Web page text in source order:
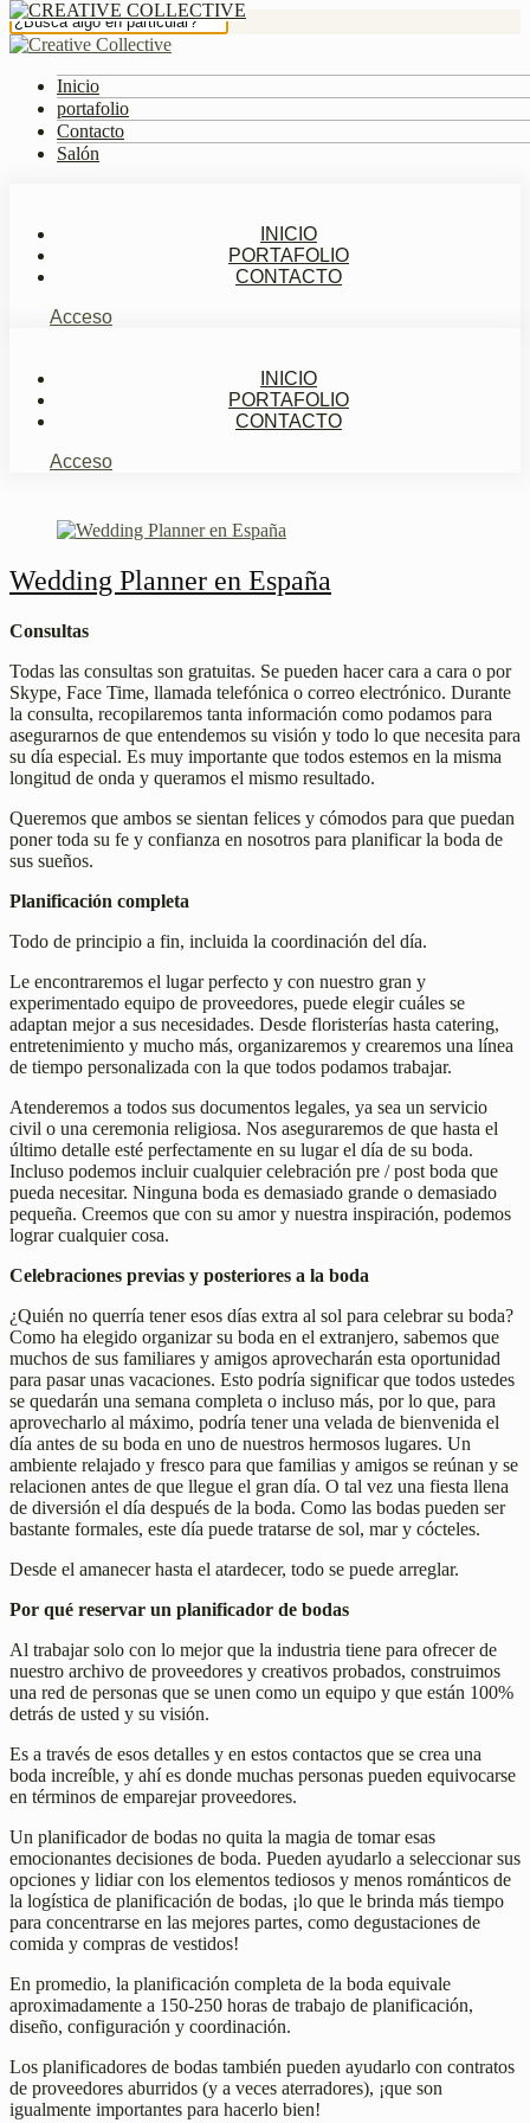
Inicio
portafolio
Contacto
Salón
INICIO
PORTAFOLIO
CONTACTO
Acceso
INICIO
PORTAFOLIO
CONTACTO
Acceso
Wedding Planner en España
Consultas
Todas las consultas son gratuitas. Se pueden hacer cara a cara o por
Skype, Face Time, llamada telefónica o correo electrónico. Durante
la consulta, recopilaremos tanta información como podamos para
asegurarnos de que entendemos su visión y todo lo que necesita para
su día especial. Es muy importante que todos estemos en la misma
longitud de onda y queramos el mismo resultado.
Queremos que ambos se sientan felices y cómodos para que puedan
poner toda su fe y confianza en nosotros para planificar la boda de
sus sueños.
Planificación completa
Todo de principio a fin, incluida la coordinación del día.
Le encontraremos el lugar perfecto y con nuestro gran y
experimentado equipo de proveedores, puede elegir cuáles se
adaptan mejor a sus necesidades. Desde floristerías hasta catering,
entretenimiento y mucho más, organizaremos y crearemos una línea
de tiempo personalizada con la que todos podamos trabajar.
Atenderemos a todos sus documentos legales, ya sea un servicio
civil o una ceremonia religiosa. Nos aseguraremos de que hasta el
último detalle esté perfectamente en su lugar el día de su boda.
Incluso podemos incluir cualquier celebración pre / post boda que
pueda necesitar. Ninguna boda es demasiado grande o demasiado
pequeña. Creemos que con su amor y nuestra inspiración, podemos
lograr cualquier cosa.
Celebraciones previas y posteriores a la boda
¿Quién no querría tener esos días extra al sol para celebrar su boda?
Como ha elegido organizar su boda en el extranjero, sabemos que
muchos de sus familiares y amigos aprovecharán esta oportunidad
para pasar unas vacaciones. Esto podría significar que todos ustedes
se quedarán una semana completa o incluso más, por lo que, para
aprovecharlo al máximo, podría tener una velada de bienvenida el
día antes de su boda en uno de nuestros hermosos lugares. Un
ambiente relajado y fresco para que familias y amigos se reúnan y se
relacionen antes de que llegue el gran día. O tal vez una fiesta llena
de diversión el día después de la boda. Como las bodas pueden ser
bastante formales, este día puede tratarse de sol, mar y cócteles.
Desde el amanecer hasta el atardecer, todo se puede arreglar.
Por qué reservar un planificador de bodas
Al trabajar solo con lo mejor que la industria tiene para ofrecer de
nuestro archivo de proveedores y creativos probados, construimos
una red de personas que se unen como un equipo y que están 100%
detrás de usted y su visión.
Es a través de esos detalles y en estos contactos que se crea una
boda increíble, y ahí es donde muchas personas pueden equivocarse
en términos de emparejar proveedores.
Un planificador de bodas no quita la magia de tomar esas
emocionantes decisiones de boda. Pueden ayudarlo a seleccionar sus
opciones y lidiar con los elementos tediosos y menos románticos de
la logística de planificación de bodas, ¡lo que le brinda más tiempo
para concentrarse en las mejores partes, como degustaciones de
comida y compras de vestidos!
En promedio, la planificación completa de la boda equivale
aproximadamente a 150-250 horas de trabajo de planificación,
diseño, configuración y coordinación.
Los planificadores de bodas también pueden ayudarlo con contratos
de proveedores aburridos (y a veces aterradores), ¡que son
igualmente importantes para hacerlo bien!